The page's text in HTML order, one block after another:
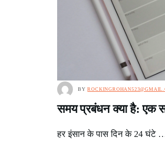
BY
समय प्रबंधन क्या है: एक
हर इंसान के पास दिन के 24 घंटे